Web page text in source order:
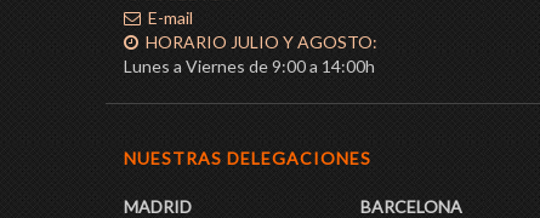
E-mail
HORARIO JULIO Y AGOSTO:
Lunes a Viernes de 9:00 a 14:00h
NUESTRAS DELEGACIONES
MADRID
BARCELONA